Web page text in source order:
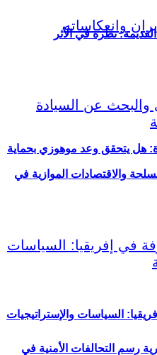
هل يتحقق وعد موهوزي بحماية
رسم التحالفات الأمنية في
نظرة في الأثر
والاقتصادات الموازية في
السياسات والإستراتيجيات